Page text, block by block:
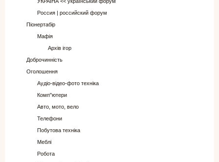
Россия | российский форум
Піонертабір
Мафія
Архів ігор
Доброчинність
Оголошення
Аудіо-відео-фото техніка
Комп"ютери
Авто, мото, вело
Телефони
Побутова техніка
Меблі
Робота